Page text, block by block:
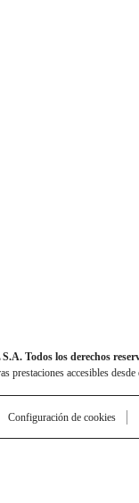
Todos los derechos
accesibles
Configuración de cookies